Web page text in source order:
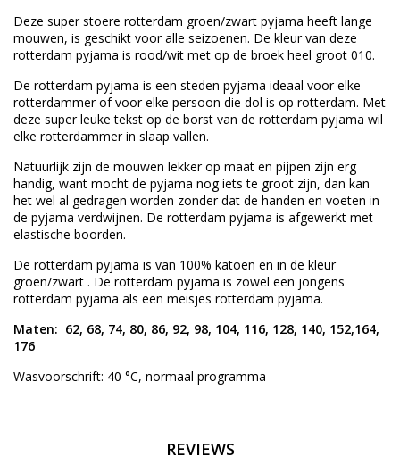
Deze super stoere rotterdam groen/zwart pyjama heeft lange
mouwen, is geschikt voor alle seizoenen. De kleur van deze
rotterdam pyjama is rood/wit met op de broek heel groot 010.
De rotterdam pyjama is een steden pyjama ideaal voor elke
rotterdammer of voor elke persoon die dol is op rotterdam. Met
deze super leuke tekst op de borst van de rotterdam pyjama wil
elke rotterdammer in slaap vallen.
Natuurlijk zijn de mouwen lekker op maat en pijpen zijn erg
handig, want mocht de pyjama nog iets te groot zijn, dan kan
het wel al gedragen worden zonder dat de handen en voeten in
de pyjama verdwijnen. De rotterdam pyjama is afgewerkt met
elastische boorden.
De rotterdam pyjama is van 100% katoen en in de kleur
groen/zwart . De rotterdam pyjama is zowel een jongens
rotterdam pyjama als een meisjes rotterdam pyjama.
Maten: 62, 68, 74, 80, 86, 92, 98, 104, 116, 128, 140, 152,164,
176
Wasvoorschrift: 40 °C, normaal programma
REVIEWS